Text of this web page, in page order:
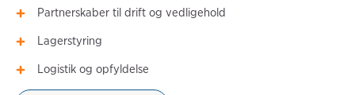
Partnerskaber til drift og vedligehold
Lagerstyring
Logistik og opfyldelse